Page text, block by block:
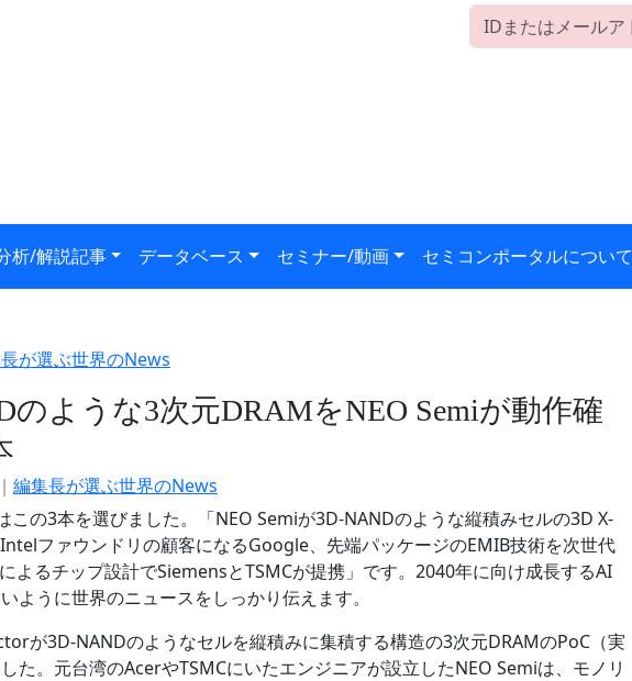
析/解説記事 データベース セミナー/動画 セミコンポータルについて
が選ぶ世界のNews
のような3次元DRAMをNEO Semiが動作確
編集長が選ぶ世界のNews
この3本を選びました。「NEO Semiが3D-NANDのような縦積みセルの3D X-
ファウンドリの顧客になるGoogle、先端パッケージのEMIB技術を次世代
よるチップ設計でSiemensとTSMCが提携」です。2040年に向け成長するAI
ように世界のニュースをしっかり伝えます。
が3D-NANDのようなセルを縦積みに集積する構造の3次元DRAMのPoC（実
た。元台湾のAcerやTSMCにいたエンジニアが設立したNEO Semiは、モノリ